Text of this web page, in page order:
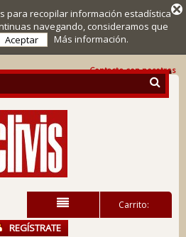
Contacte con nosotros
Carrito:
REGÍSTRATE
para recopilar información estadística
navegando, consideramos que
Aceptar Más información.